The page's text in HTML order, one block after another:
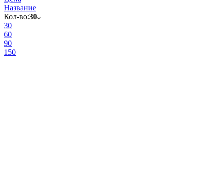
Название
Кол-во:30
30
60
90
150